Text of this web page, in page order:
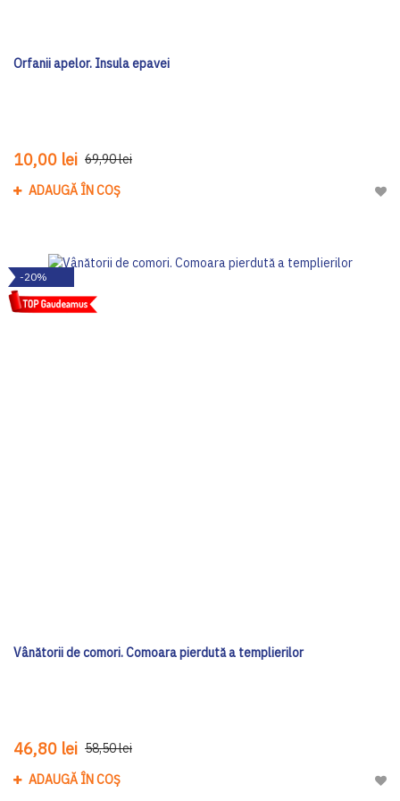
Orfanii apelor. Insula epavei
10,00 lei 69,90 lei
ADAUGĂ ÎN COȘ
-20%
Vânătorii de comori. Comoara pierdută a templierilor
46,80 lei 58,50 lei
ADAUGĂ ÎN COȘ